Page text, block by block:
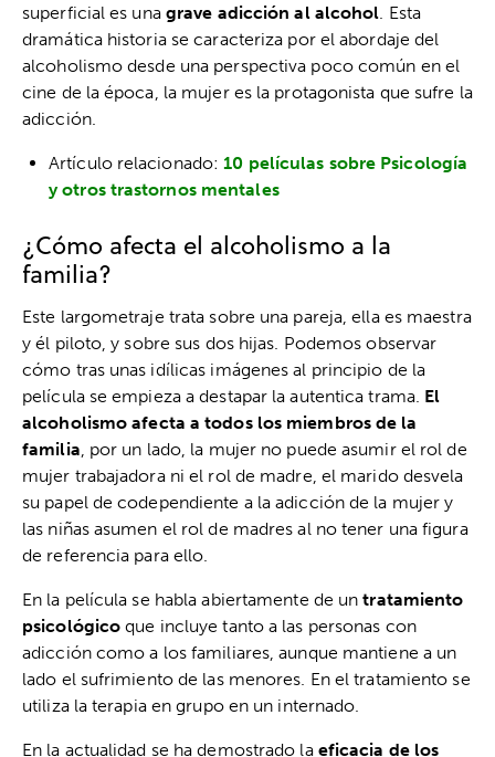
superficial es una grave adicción al alcohol. Esta
dramática historia se caracteriza por el abordaje del
alcoholismo desde una perspectiva poco común en el
cine de la época, la mujer es la protagonista que sufre la
adicción.
Artículo relacionado:10 películas sobre Psicología
y otros trastornos mentales
¿Cómo afecta el alcoholismo a la
familia?
Este largometraje trata sobre una pareja, ella es maestra
y él piloto, y sobre sus dos hijas. Podemos observar
cómo tras unas idílicas imágenes al principio de la
película se empieza a destapar la autentica trama. El
alcoholismo afecta a todos los miembros de la
familia, por un lado, la mujer no puede asumir el rol de
mujer trabajadora ni el rol de madre, el marido desvela
su papel de codependiente a la adicción de la mujer y
las niñas asumen el rol de madres al no tener una figura
de referencia para ello.
En la película se habla abiertamente de untratamiento
psicológico que incluye tanto a las personas con
adicción como a los familiares, aunque mantiene a un
lado el sufrimiento de las menores. En el tratamiento se
utiliza la terapia en grupo en un internado.
En la actualidad se ha demostrado la eficacia de los